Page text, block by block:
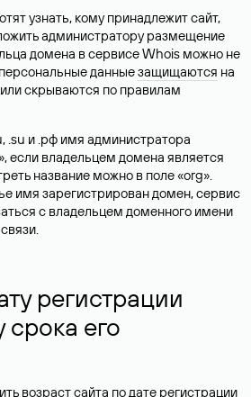
узнать, кому принадлежит сайт,
администратору размещение
домена в сервисе Whois можно не
данныезащищаются на
скрываются по правилам
.su и .рф имя администратора
если владельцем домена является
название можно в поле «org».
имя зарегистрирован домен, сервис
с владельцем доменного имени
регистрации
срока его
возраст сайта по дате регистрации